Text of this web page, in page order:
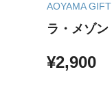
AOYAMA
ラ・メゾ
¥2,900